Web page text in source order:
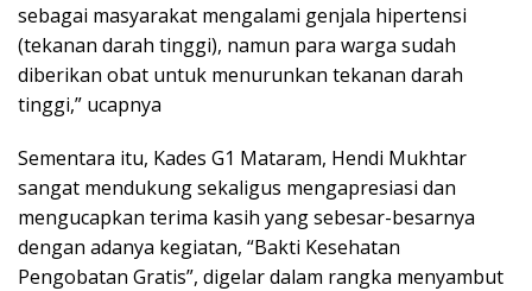
sebagai masyarakat mengalami genjala hipertensi
(tekanan darah tinggi), namun para warga sudah
diberikan obat untuk menurunkan tekanan darah
tinggi,” ucapnya
Sementara itu, Kades G1 Mataram, Hendi Mukhtar
sangat mendukung sekaligus mengapresiasi dan
mengucapkan terima kasih yang sebesar-besarnya
dengan adanya kegiatan, “Bakti Kesehatan
Pengobatan Gratis”, digelar dalam rangka menyambut